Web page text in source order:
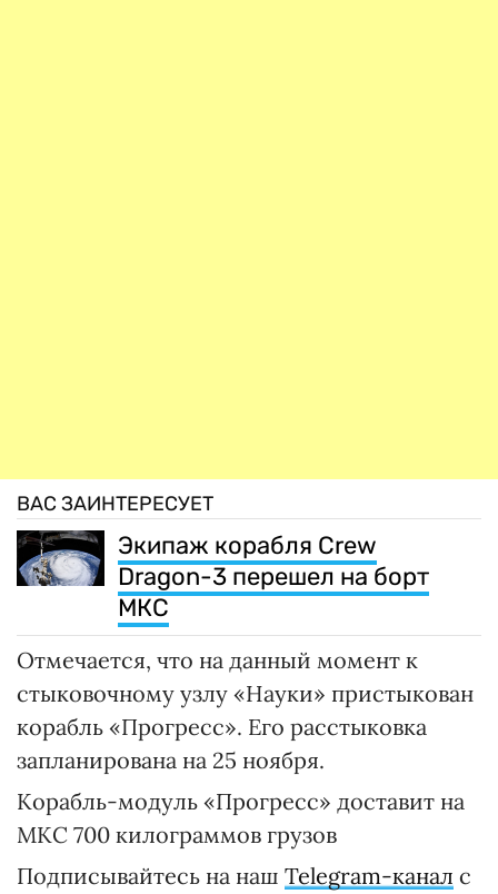
ВАС ЗАИНТЕРЕСУЕТ
Экипаж корабля Crew
Dragon-3 перешел на борт
МКС
Отмечается, что на данный момент к
стыковочному узлу «Науки» пристыкован
корабль «Прогресс». Его расстыковка
запланирована на 25 ноября.
Корабль-модуль «Прогресс» доставит на
МКС 700 килограммов грузов
Подписывайтесь на наш Telegram-канал с